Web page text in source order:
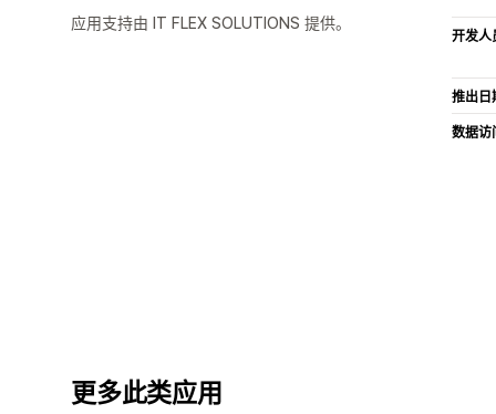
应用支持由 IT FLEX SOLUTIONS 提供。
开发人
推出日
数据访
更多此类应用